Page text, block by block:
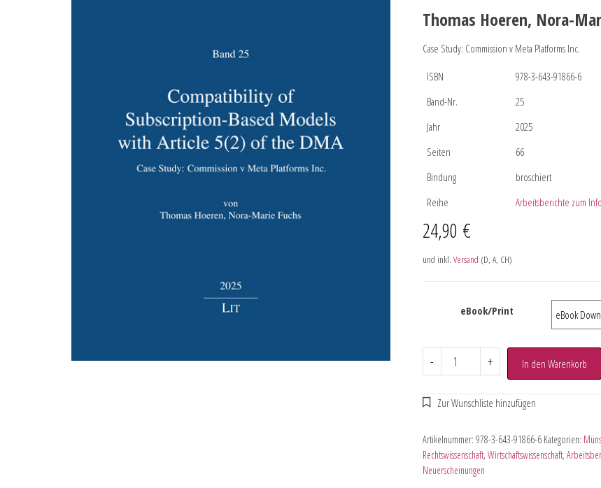
Thomas Hoeren, Nora-
Case Study: Commission v Meta Platforms Inc.
ISBN
978-3-643-91866-6
Band-Nr.
25
Jahr
2025
Seiten
66
Bindung
broschiert
Reihe
Arbeitsberichte zum
24,90 €
und inkl. Versand (D, A, CH)
eBook/Print
- + In den Warenkorb
Artikelnummer: 978-3-643-91866-6 Kategorien:
Rechtswissenschaft, Wirtschaftswissenschaft,
Neuerscheinungen